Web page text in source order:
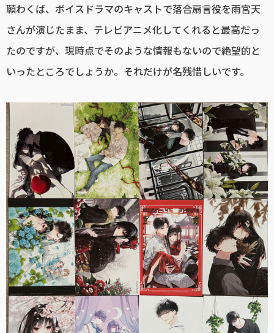
願わくば、ボイスドラマのキャストで落合扇言役を雨宮天
さんが演じたまま、テレビアニメ化してくれると最高だっ
たのですが、現時点でそのような情報もないので絶望的と
いったところでしょうか。それだけが名残惜しいです。